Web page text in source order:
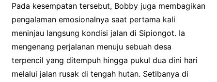
Pada kesempatan tersebut, Bobby juga membagikan
pengalaman emosionalnya saat pertama kali
meninjau langsung kondisi jalan di Sipiongot. Ia
mengenang perjalanan menuju sebuah desa
terpencil yang ditempuh hingga pukul dua dini hari
melalui jalan rusak di tengah hutan. Setibanya di